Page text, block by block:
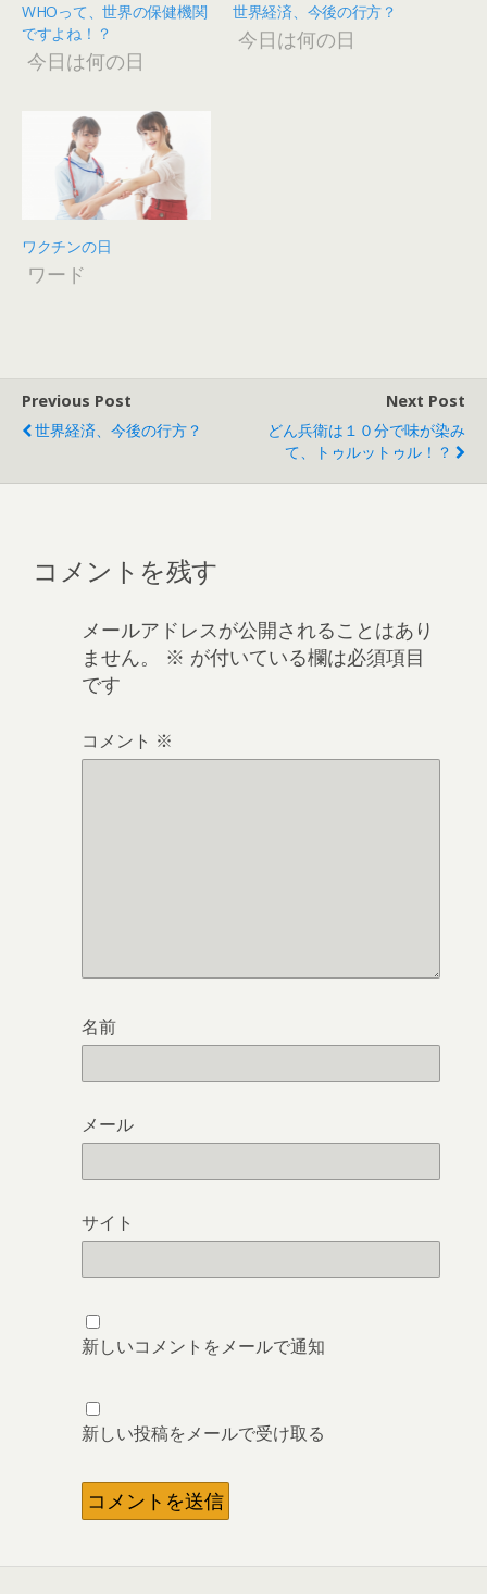
WHOって、世界の保健機関
ですよね！？
今日は何の日
世界経済、今後の行方？
今日は何の日
ワクチンの日
ワード
Previous Post
世界経済、今後の行方？
Next Post
どん兵衛は１０分で味が染み
て、トゥルットゥル！？
コメントを残す
メールアドレスが公開されることはあり
ません。
※ が付いている欄は必須項目
です
コメント ※
名前
メール
サイト
新しいコメントをメールで通知
新しい投稿をメールで受け取る